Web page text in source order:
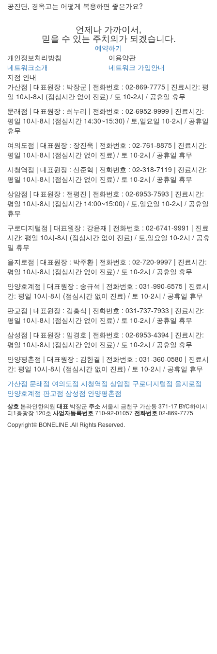
공진단, 경옥고는 어떻게 복용하면 좋은가요?
언제나 가까이서,
믿을 수 있는 주치의가 되겠습니다.
예약하기
개인정보처리방침
이용약관
네트워크소개
네트워크 가입안내
지점 안내
가산점 | 대표원장 : 박장군 | 전화번호 : 02-869-7775 | 진료시간: 평
일 10시-8시 (점심시간 없이 진료) / 토 10-2시 / 공휴일 휴무
문래점 | 대표원장 : 최누리 | 전화번호 : 02-6952-9999 | 진료시간:
평일 10시-8시 (점심시간 14:30~15:30) / 토,일요일 10-2시 / 공휴일
휴무
여의도점 | 대표원장 : 장진욱 | 전화번호 : 02-761-8875 | 진료시간:
평일 10시-8시 (점심시간 없이 진료) / 토 10-2시 / 공휴일 휴무
시청역점 | 대표원장 : 신준혁 | 전화번호 : 02-318-7119 | 진료시간:
평일 10시-8시 (점심시간 없이 진료) / 토 10-2시 / 공휴일 휴무
상암점 | 대표원장 : 전평진 | 전화번호 : 02-6953-7593 | 진료시간:
평일 10시-8시 (점심시간 14:00~15:00) / 토,일요일 10-2시 / 공휴일
휴무
구로디지털점 | 대표원장 : 강윤재 | 전화번호 : 02-6741-9991 | 진료
시간: 평일 10시-8시 (점심시간 없이 진료) / 토,일요일 10-2시 / 공휴
일 휴무
을지로점 | 대표원장 : 박주환 | 전화번호 : 02-720-9997 | 진료시간:
평일 10시-8시 (점심시간 없이 진료) / 토 10-2시 / 공휴일 휴무
안양호계점 | 대표원장 : 송규석 | 전화번호 : 031-990-6575 | 진료시
간: 평일 10시-8시 (점심시간 없이 진료) / 토 10-2시 / 공휴일 휴무
판교점 | 대표원장 : 김홍식 | 전화번호 : 031-737-7933 | 진료시간:
평일 10시-8시 (점심시간 없이 진료) / 토 10-2시 / 공휴일 휴무
삼성점 | 대표원장 : 임경호 | 전화번호 : 02-6953-4394 | 진료시간:
평일 10시-8시 (점심시간 없이 진료) / 토 10-2시 / 공휴일 휴무
안양평촌점 | 대표원장 : 김한결 | 전화번호 : 031-360-0580 | 진료시
간: 평일 10시-8시 (점심시간 없이 진료) / 토 10-2시 / 공휴일 휴무
가산점 문래점 여의도점 시청역점 상암점 구로디지털점 을지로점
안양호계점 판교점 삼성점 안양평촌점
상호 본라인한의원 대표 박장군 주소서울시 금천구 가산동 371-17 BYC하이시
티1층광장 120호 사업자등록번호710-92-01057 전화번호02-869-7775
Copyright© BONELINE .All Rights Reserved.